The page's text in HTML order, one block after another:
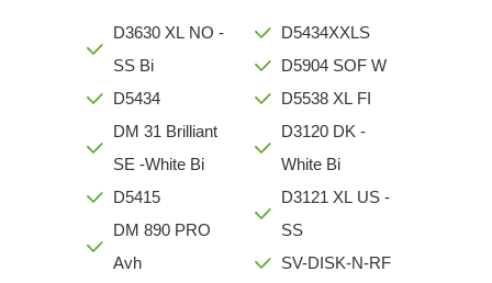
D3630 XL NO -
SS Bi
D5434
DM 31 Brilliant
SE -White Bi
D5415
DM 890 PRO
Avh
D5434XXLS
D5904 SOF W
D5538 XL FI
D3120 DK -
White Bi
D3121 XL US -
SS
SV-DISK-N-RF